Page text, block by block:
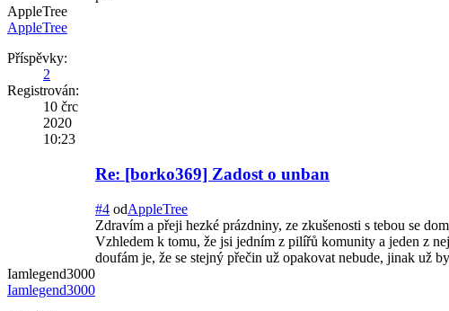
AppleTree
AppleTree
Příspěvky:
2
Registrován:
10 črc
2020
10:23
Re: [borko369] Zadost o unban
#4 odAppleTree
Zdravím a přeji hezké prázdniny, ze zkušenosti s tebou se
Vzhledem k tomu, že jsi jedním z pilířů komunity a jeden z
doufám je, že se stejný přečin už opakovat nebude, jinak už
Iamlegend3000
Iamlegend3000